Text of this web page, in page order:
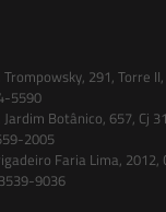
Trompowsky, 291, Torre
5590
Jardim Botânico, 657, Cj
2005
Faria Lima, 2012,
9036